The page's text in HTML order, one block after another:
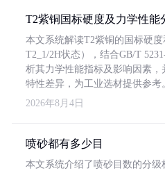
T2紫铜国标硬度及力学性能
本文系统解读T2紫铜的国标硬
T2_1/2H状态），结合GB/T
析其力学性能指标及影响因素
特性差异，为工业选材提供参考
2026年8月4日
喷砂都有多少目
本文系统介绍了喷砂目数的分